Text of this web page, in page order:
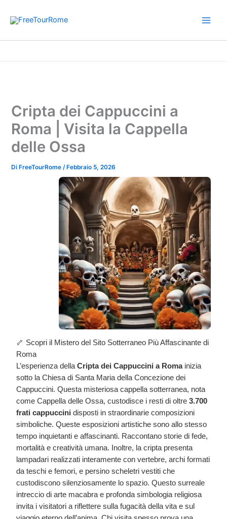
Cripta dei Cappuccini a
Roma | Visita la Cappella
delle Ossa
Di FreeTourRome/ Febbraio 5, 2026
🦴 Scopri il Mistero del Sito Sotterraneo Più Affascinante di
Roma
L’esperienza dellaCripta dei Cappuccini a Romainizia
sotto la Chiesa di Santa Maria della Concezione dei
Cappuccini. Questa misteriosa cappella sotterranea, nota
come Cappella delle Ossa, custodisce i resti di oltre3.700
frati cappuccini disposti in straordinarie composizioni
simboliche. Queste esposizioni artistiche sono allo stesso
tempo inquietanti e affascinanti. Raccontano storie di fede,
mortalità e creatività umana. Inoltre, la cripta presenta
lampadari realizzati interamente con vertebre, archi formati
da teschi e femori, e persino scheletri vestiti che
custodiscono silenziosamente lo spazio. Questo surreale
intreccio di arte macabra e profonda simbologia religiosa
invita i visitatori a riflettere sulla fugacità della vita e sul